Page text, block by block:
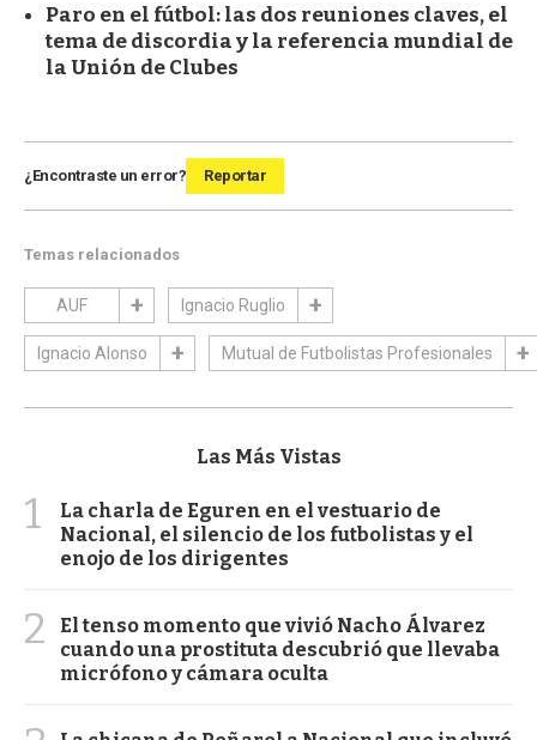
Paro en el fútbol: las dos reuniones claves, el
tema de discordia y la referencia mundial de
la Unión de Clubes
¿Encontraste un error? Reportar
Temas relacionados
AUF Ignacio Ruglio
Ignacio Alonso Mutual de Futbolistas Profesionales
Las Más Vistas
1
La charla de Eguren en el vestuario de
Nacional, el silencio de los futbolistas y el
enojo de los dirigentes
2
El tenso momento que vivió Nacho Álvarez
cuando una prostituta descubrió que llevaba
micrófono y cámara oculta